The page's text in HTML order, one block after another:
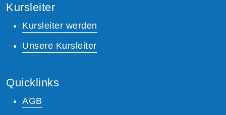
Kursleiter
Kursleiter werden
Unsere Kursleiter
Quicklinks
AGB